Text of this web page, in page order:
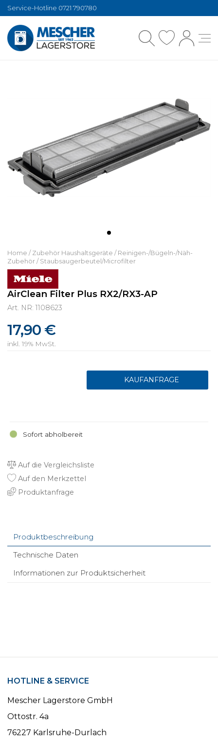
Service-Hotline 0721 790780
Home / Zubehör Haushaltsgeräte / Reinigen-/Bügeln-/Näh-
Zubehör / Staubsaugerbeutel/Microfilter
AirClean Filter Plus RX2/RX3-AP
Art. NR: 1108623
17,90 €
inkl. 19% MwSt.
Sofort abholbereit
Auf die Vergleichsliste
Auf den Merkzettel
Produktanfrage
Produktbeschreibung
Technische Daten
Informationen zur Produktsicherheit
HOTLINE & SERVICE
Mescher Lagerstore GmbH
Ottostr. 4a
76227 Karlsruhe-Durlach